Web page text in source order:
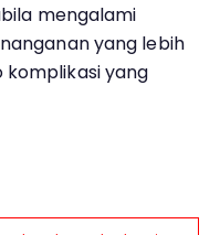
mengalami
yang lebih
yang